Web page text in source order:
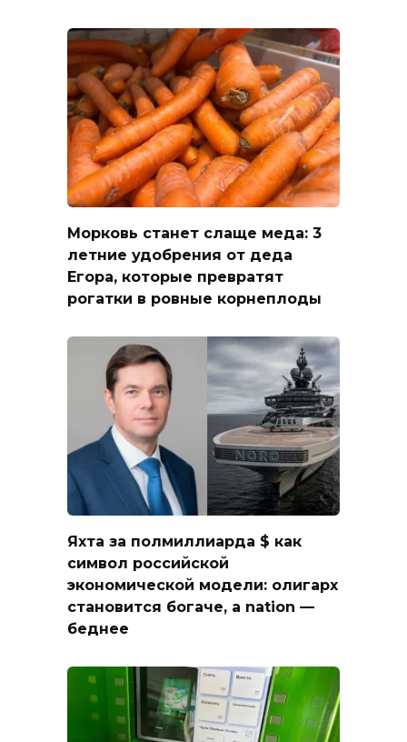
Морковь станет слаще меда: 3
летние удобрения от деда
Егора, которые превратят
рогатки в ровные корнеплоды
Яхта за полмиллиарда $ как
символ российской
экономической модели: олигарх
становится богаче, а nation —
беднее